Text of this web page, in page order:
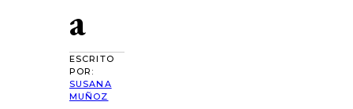
a
ESCRITO
POR:
SUSANA
MUÑOZ